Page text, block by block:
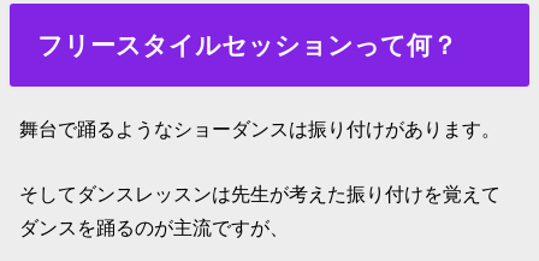
フリースタイルセッションって何？
舞台で踊るようなショーダンスは振り付けがあります。
そしてダンスレッスンは先生が考えた振り付けを覚えて
ダンスを踊るのが主流ですが、